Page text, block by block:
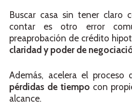
Buscar casa sin tener claro
contar es otro error
preaprobación de crédito
claridad y poder de
Además, acelera el proceso
pérdidas de tiempo con
alcance.